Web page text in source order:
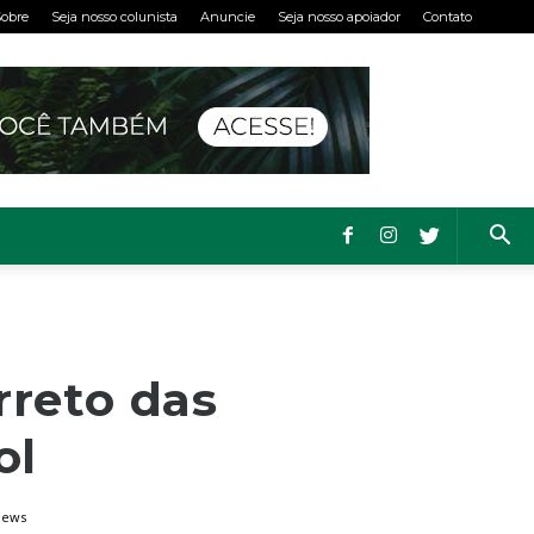
Seja nosso colunista Anuncie Seja nosso apoiador Contato
das